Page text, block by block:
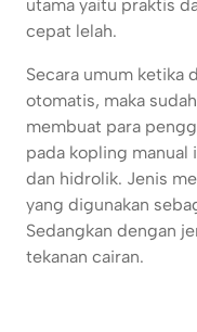
utama yaitu praktis
cepat lelah.
Secara umum ketika
otomatis, maka
membuat para
pada kopling
dan hidrolik. Jenis
yang digunakan
Sedangkan dengan
tekanan cairan.